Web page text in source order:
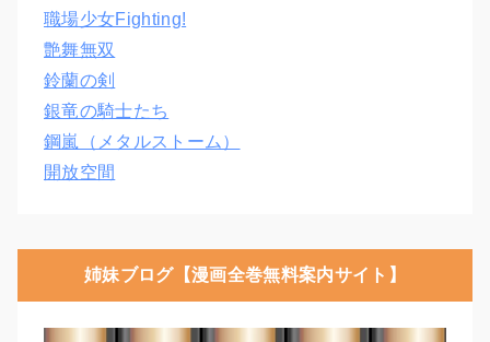
職場少女Fighting!
艶舞無双
鈴蘭の剣
銀竜の騎士たち
鋼嵐（メタルストーム）
開放空間
姉妹ブログ【漫画全巻無料案内サイト】